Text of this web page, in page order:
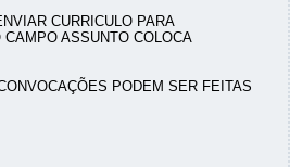
CURRICULO PARA
CAMPO ASSUNTO COLOCA
PODEM SER FEITAS